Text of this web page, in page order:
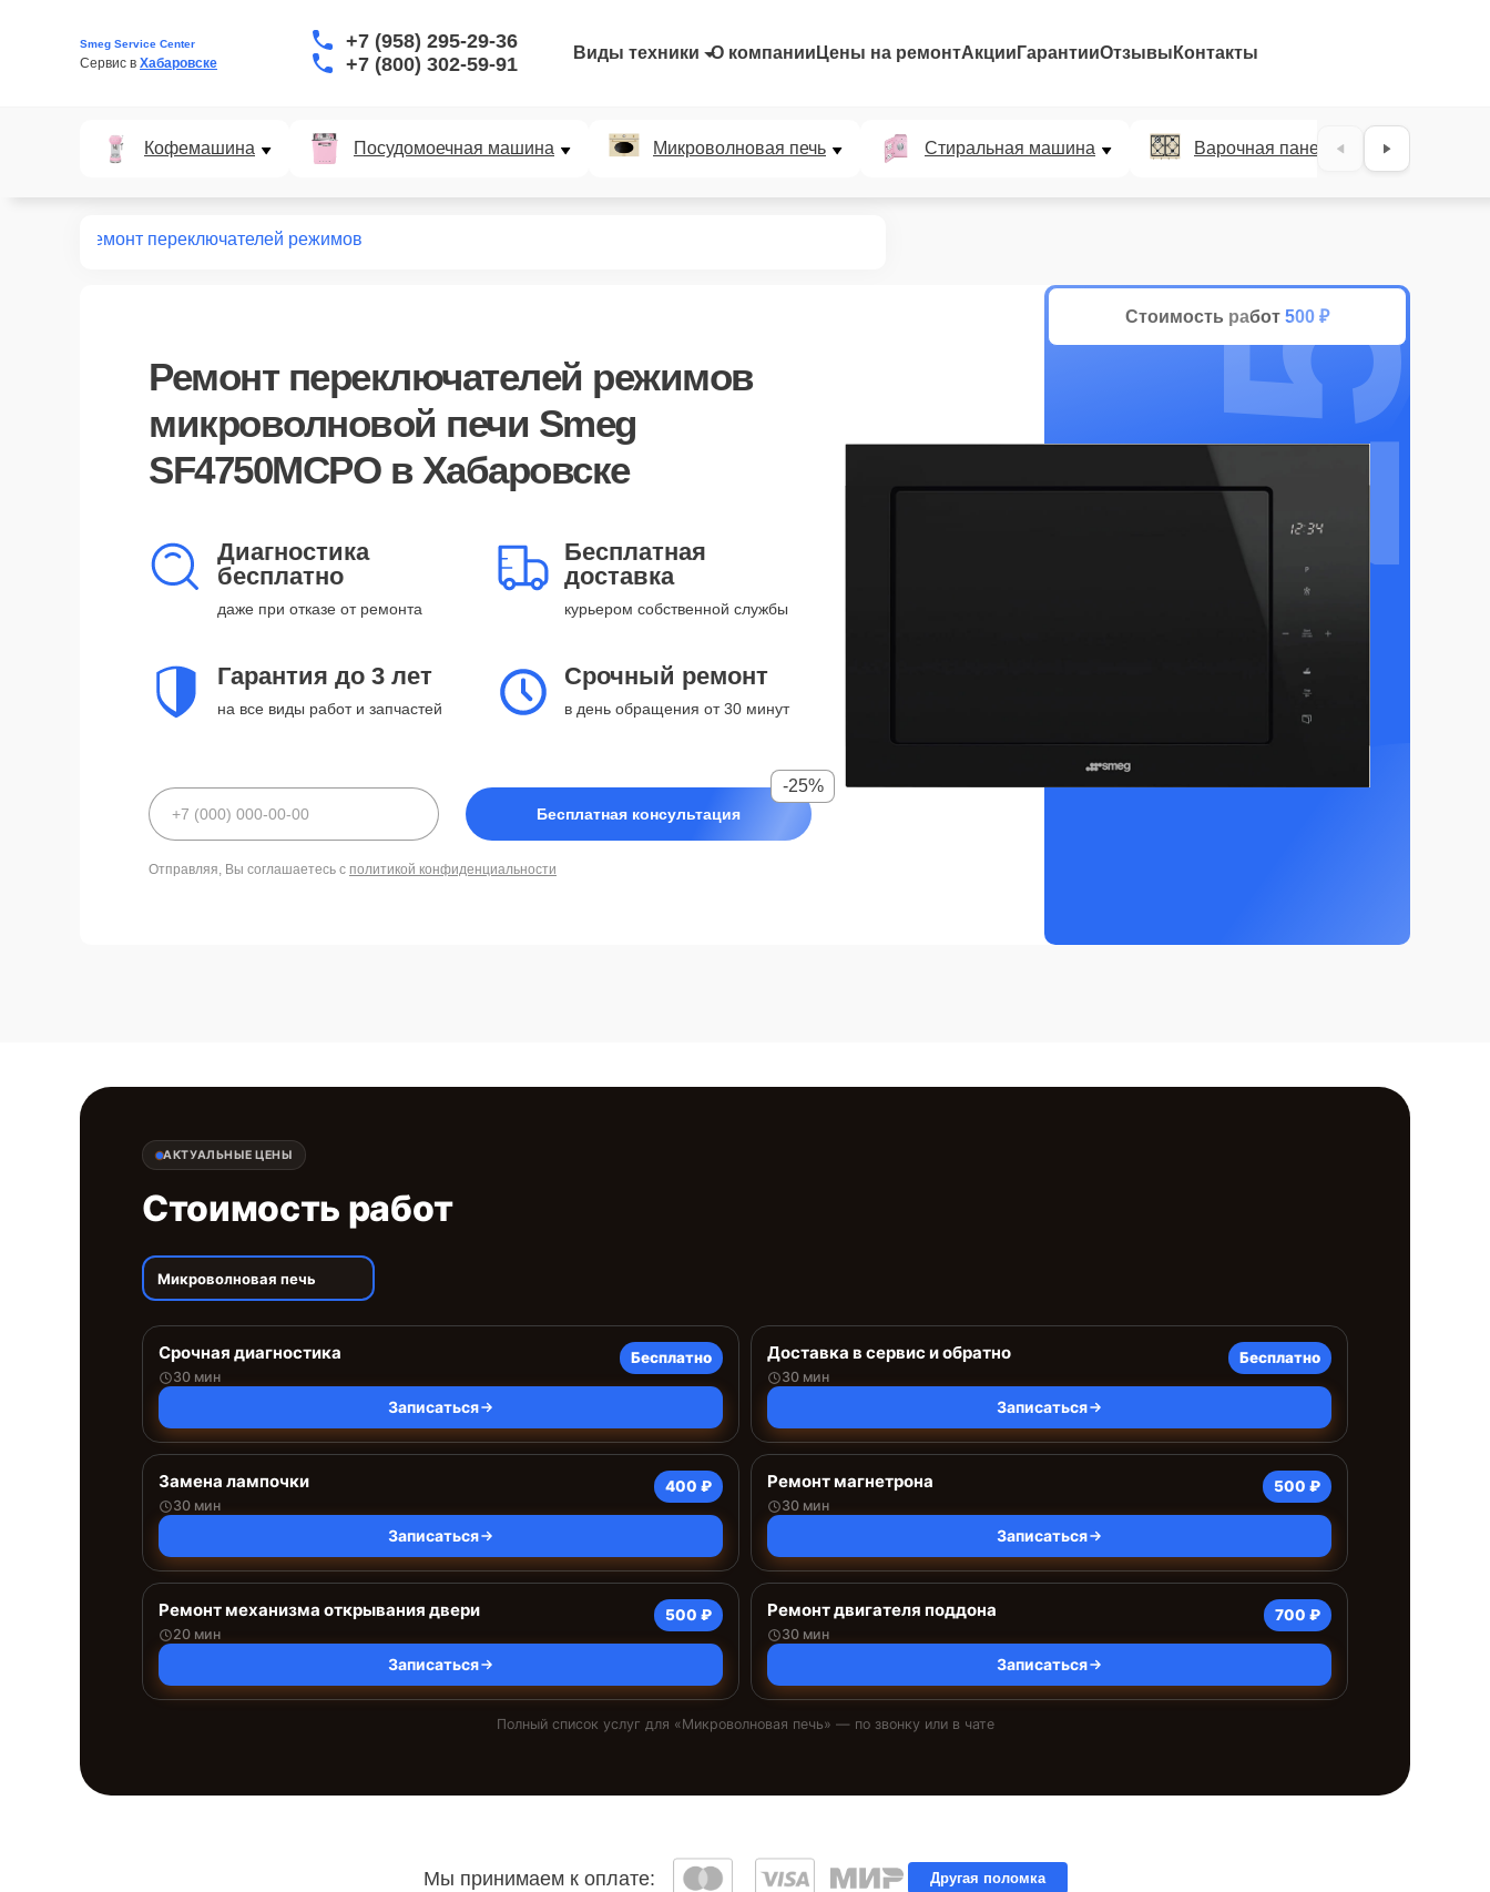
Smeg Service Center
Сервис в Хабаровске
+7 (958) 295-29-36
+7 (800) 302-59-91
Виды техники О компании Цены на ремонтАкции ГарантииОтзывы Контакты
Кофемашина Посудомоечная машина Микроволновая печь Стиральная машина Варочная панель
Ремонт переключателей режимов
Ремонт переключателей режимов
микроволновой печи Smeg
SF4750MCPO в Хабаровске
Диагностика
бесплатно
даже при отказе от ремонта
Бесплатная
доставка
курьером собственной службы
Гарантия до 3 лет
на все виды работ и запчастей
Срочный ремонт
в день обращения от 30 минут
Бесплатная консультация
-25%
Отправляя, Вы соглашаетесь с политикой конфиденциальности
Стоимость работ 500 ₽
25%
АКТУАЛЬНЫЕ ЦЕНЫ
Стоимость работ
Микроволновая печь
Срочная диагностика
30 мин
Бесплатно
Записаться
Доставка в сервис и обратно
30 мин
Бесплатно
Записаться
Замена лампочки
30 мин
400 ₽
Записаться
Ремонт магнетрона
30 мин
500 ₽
Записаться
Ремонт механизма открывания двери
20 мин
500 ₽
Записаться
Ремонт двигателя поддона
30 мин
700 ₽
Записаться
Полный список услуг для «Микроволновая печь» — по звонку или в чате
Мы принимаем к оплате: Другая поломка